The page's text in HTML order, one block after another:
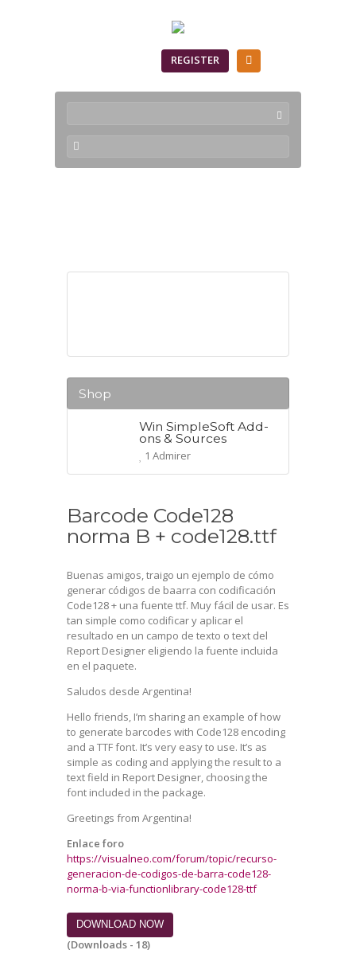
REGISTER
Shop
Win SimpleSoft Add-
ons & Sources
1 Admirer
Barcode Code128
norma B + code128.ttf
Buenas amigos, traigo un ejemplo de cómo
generar códigos de baarra con codificación
Code128 + una fuente ttf. Muy fácil de usar. Es
tan simple como codificar y aplicar el
resultado en un campo de texto o text del
Report Designer eligiendo la fuente incluida
en el paquete.
Saludos desde Argentina!
Hello friends, I’m sharing an example of how
to generate barcodes with Code128 encoding
and a TTF font. It’s very easy to use. It’s as
simple as coding and applying the result to a
text field in Report Designer, choosing the
font included in the package.
Greetings from Argentina!
Enlace foro
https://visualneo.com/forum/topic/recurso-
generacion-de-codigos-de-barra-code128-
norma-b-via-functionlibrary-code128-ttf
DOWNLOAD NOW
(Downloads - 18)